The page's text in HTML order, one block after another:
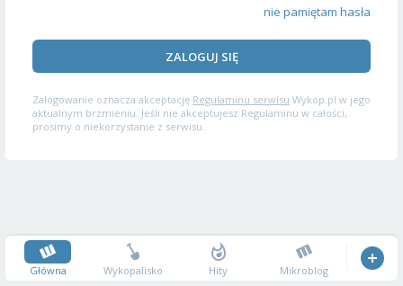
nie pamiętam hasła
ZALOGUJ SIĘ
Zalogowanie oznacza akceptację Regulaminu serwisu Wykop.pl w jego
aktualnym brzmieniu. Jeśli nie akceptujesz Regulaminu w całości,
prosimy o niekorzystanie z serwisu.
Główna Wykopalisko Hity Mikroblog